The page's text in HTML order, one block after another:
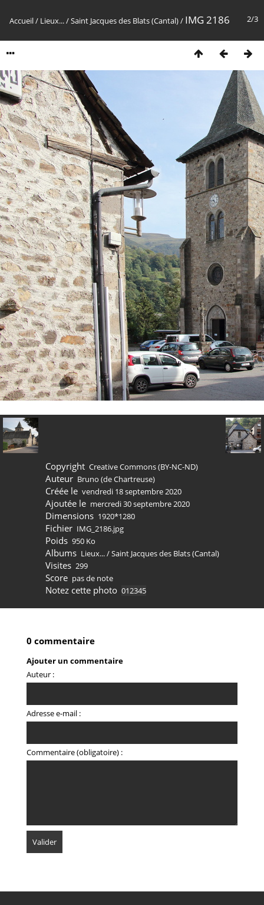
2/3
Accueil/ Lieux.../Saint Jacques des Blats (Cantal)/ IMG 2186
Copyright Creative Commons (BY-NC-ND)
Auteur Bruno (de Chartreuse)
Créée le vendredi 18 septembre 2020
Ajoutée le mercredi 30 septembre 2020
Dimensions 1920*1280
Fichier IMG_2186.jpg
Poids 950 Ko
Albums Lieux.../Saint Jacques des Blats (Cantal)
Visites 299
Score pas de note
Notez cette photo
0 commentaire
Ajouter un commentaire
Auteur :
Adresse e-mail :
Commentaire (obligatoire) :